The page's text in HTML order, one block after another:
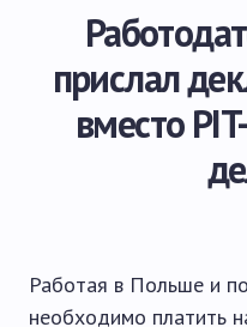
прислал
вместо
Работая в Польше и
необходимо платить